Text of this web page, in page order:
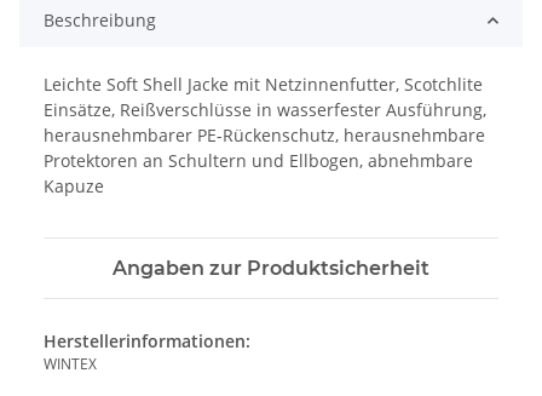
Beschreibung
Leichte Soft Shell Jacke mit Netzinnenfutter, Scotchlite
Einsätze, Reißverschlüsse in wasserfester Ausführung,
herausnehmbarer PE-Rückenschutz, herausnehmbare
Protektoren an Schultern und Ellbogen, abnehmbare
Kapuze
Angaben zur Produktsicherheit
Herstellerinformationen:
WINTEX